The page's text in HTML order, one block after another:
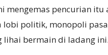
mengemas pencurian itu
lobi politik, monopoli
lihai bermain di ladang ini.